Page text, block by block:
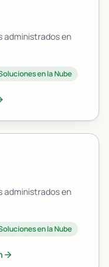
administrados en
en la Nube
administrados en
en la Nube